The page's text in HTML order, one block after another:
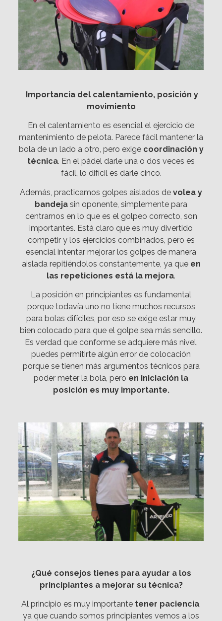
Importancia del calentamiento, posición y
movimiento
En el calentamiento es esencial el ejercicio de
mantenimiento de pelota. Parece fácil mantener la
bola de un lado a otro, pero exige coordinación y
técnica. En el pádel darle una o dos veces es
fácil, lo difícil es darle cinco.
Además, practicamos golpes aislados de volea y
bandeja sin oponente, simplemente para
centrarnos en lo que es el golpeo correcto, son
importantes. Está claro que es muy divertido
competir y los ejercicios combinados, pero es
esencial intentar mejorar los golpes de manera
aislada repitiéndolos constantemente, ya que en
las repeticiones está la mejora.
La posición en principiantes es fundamental
porque todavía uno no tiene muchos recursos
para bolas difíciles, por eso se exige estar muy
bien colocado para que el golpe sea más sencillo.
Es verdad que conforme se adquiere más nivel,
puedes permitirte algún error de colocación
porque se tienen más argumentos técnicos para
poder meter la bola, pero en iniciación la
posición es muy importante.
¿Qué consejos tienes para ayudar a los
principiantes a mejorar su técnica?
Al principio es muy importante tener paciencia,
ya que cuando somos principiantes vemos a los